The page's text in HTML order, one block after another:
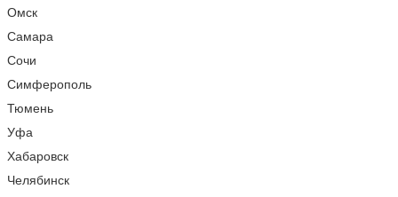
Омск
Самара
Сочи
Симферополь
Тюмень
Уфа
Хабаровск
Челябинск